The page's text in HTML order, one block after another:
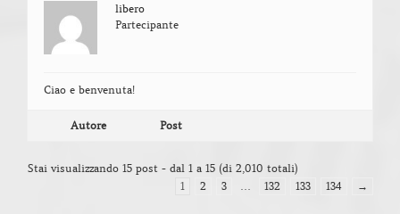
libero
Partecipante
Ciao e benvenuta!
Autore Post
Stai visualizzando 15 post - dal 1 a 15 (di 2,010 totali)
1
2 3 132 133 134 →